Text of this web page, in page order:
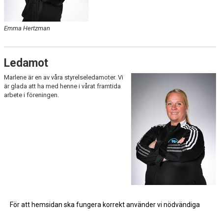
Emma Hertzman
Ledamot
Marlene Andersson
Marlene är en av våra styrelseledamoter. Vi
är glada att ha med henne i vårat framtida
arbete i föreningen.
För att hemsidan ska fungera korrekt använder vi nödvändiga